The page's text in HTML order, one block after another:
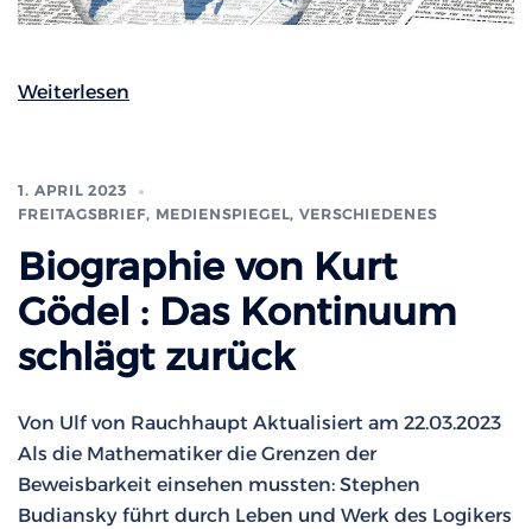
Weiterlesen
1. APRIL 2023
FREITAGSBRIEF, MEDIENSPIEGEL, VERSCHIEDENES
Biographie von Kurt
Gödel : Das Kontinuum
schlägt zurück
Von Ulf von Rauchhaupt Aktualisiert am 22.03.2023
Als die Mathematiker die Grenzen der
Beweisbarkeit einsehen mussten: Stephen
Budiansky führt durch Leben und Werk des Logikers